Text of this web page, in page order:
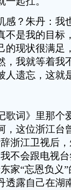
？朱丹：我
不是我的目标
的现状很满足
，我就等着我
人遗忘，这就
词》里那个
，这位浙江台
浙江卫视后
不会跟电视
家“忘恩负义
透露自己在湖